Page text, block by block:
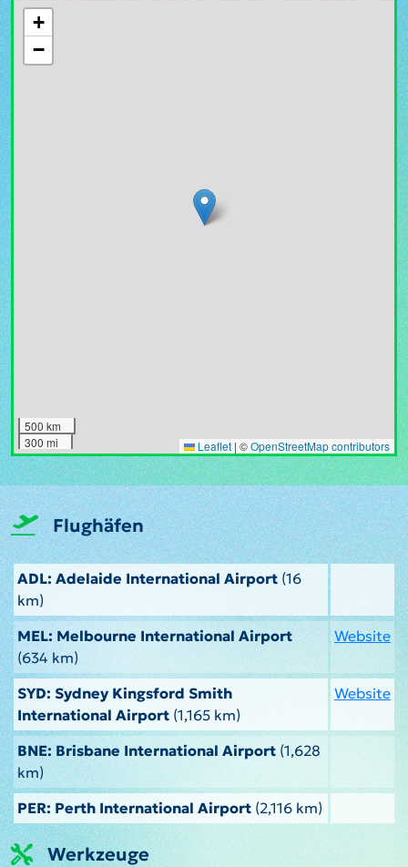
+
−
500 km
300 mi
Leaflet | ©OpenStreetMap contributors
Flughäfen
ADL: Adelaide International Airport (16
km)
MEL: Melbourne International Airport
(634 km)
Website
SYD: Sydney Kingsford Smith
International Airport (1,165 km)
Website
BNE: Brisbane International Airport (1,628
km)
PER: Perth International Airport (2,116 km)
Werkzeuge